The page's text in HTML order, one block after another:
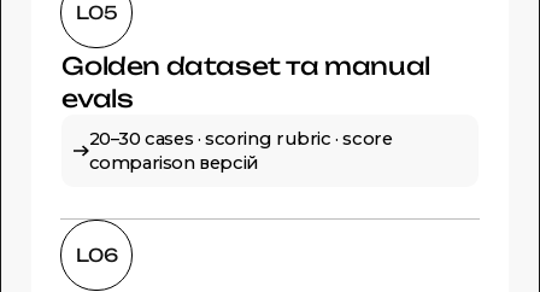
L05
Golden dataset та manual
evals
20–30 cases · scoring rubric · score
comparison версій
L06